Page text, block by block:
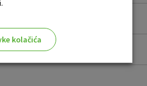
kolačića